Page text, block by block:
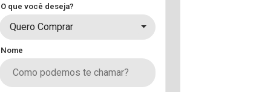
O que você deseja?
Quero Comprar
Nome